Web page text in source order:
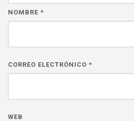
NOMBRE *
CORREO ELECTRÓNICO *
WEB